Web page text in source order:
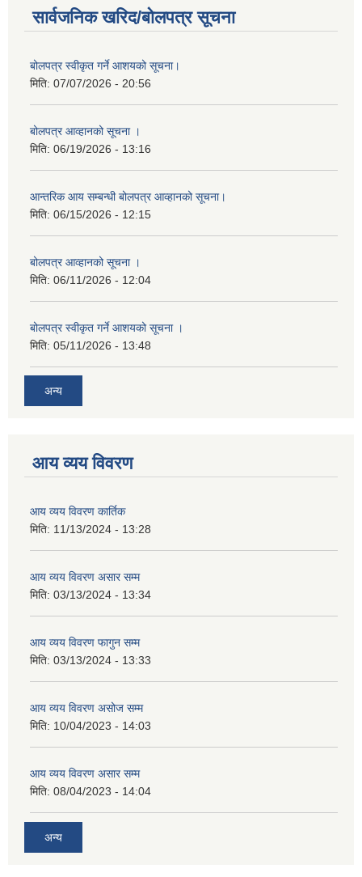
सार्वजनिक खरिद/बोलपत्र सूचना
बोलपत्र स्वीकृत गर्ने आशयको सूचना।
मिति: 07/07/2026 - 20:56
बोलपत्र आव्हानको सूचना ।
मिति: 06/19/2026 - 13:16
आन्तरिक आय सम्बन्धी बोलपत्र आव्हानको सूचना।
मिति: 06/15/2026 - 12:15
बोलपत्र आव्हानको सूचना ।
मिति: 06/11/2026 - 12:04
बोलपत्र स्वीकृत गर्ने आशयको सूचना ।
मिति: 05/11/2026 - 13:48
अन्य
आय व्यय विवरण
आय व्यय विवरण कार्तिक
मिति: 11/13/2024 - 13:28
आय व्यय विवरण असार सम्म
मिति: 03/13/2024 - 13:34
आय व्यय विवरण फागुन सम्म
मिति: 03/13/2024 - 13:33
आय व्यय विवरण असोज सम्म
मिति: 10/04/2023 - 14:03
आय व्यय विवरण असार सम्म
मिति: 08/04/2023 - 14:04
अन्य